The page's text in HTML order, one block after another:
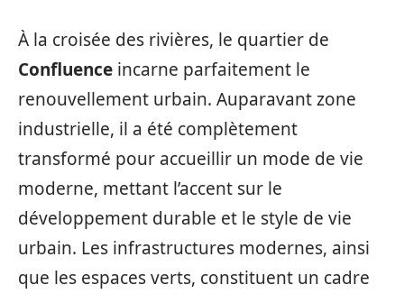
À la croisée des rivières, le quartier de
Confluence incarne parfaitement le
renouvellement urbain. Auparavant zone
industrielle, il a été complètement
transformé pour accueillir un mode de vie
moderne, mettant l’accent sur le
développement durable et le style de vie
urbain. Les infrastructures modernes, ainsi
que les espaces verts, constituent un cadre